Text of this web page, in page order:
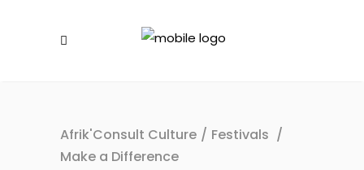
Afrik'Consult Culture / Festivals /
Make a Difference